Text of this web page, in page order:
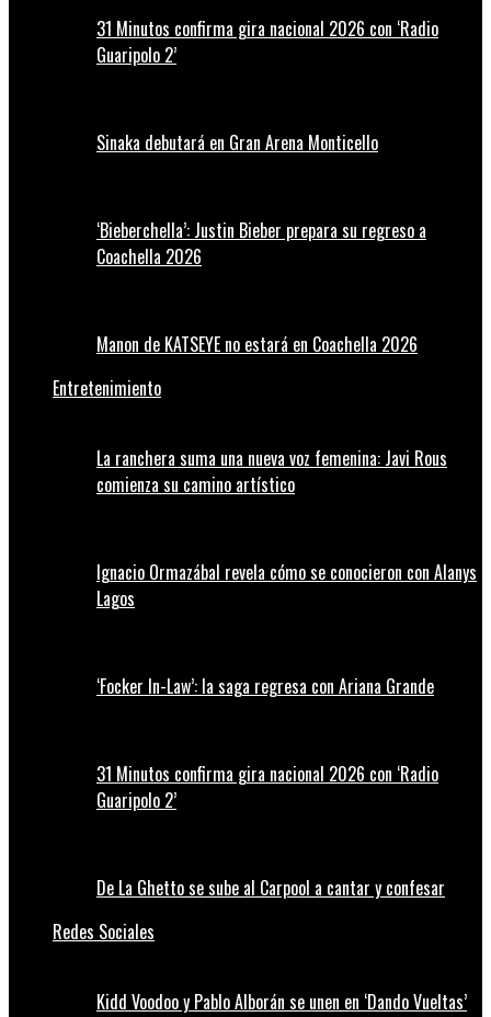
31 Minutos confirma gira nacional 2026 con ‘Radio
Guaripolo 2’
Sinaka debutará en Gran Arena Monticello
‘Bieberchella’: Justin Bieber prepara su regreso a
Coachella 2026
Manon de KATSEYE no estará en Coachella 2026
Entretenimiento
La ranchera suma una nueva voz femenina: Javi Rous
comienza su camino artístico
Ignacio Ormazábal revela cómo se conocieron con Alanys
Lagos
‘Focker In-Law’: la saga regresa con Ariana Grande
31 Minutos confirma gira nacional 2026 con ‘Radio
Guaripolo 2’
De La Ghetto se sube al Carpool a cantar y confesar
Redes Sociales
Kidd Voodoo y Pablo Alborán se unen en ‘Dando Vueltas’